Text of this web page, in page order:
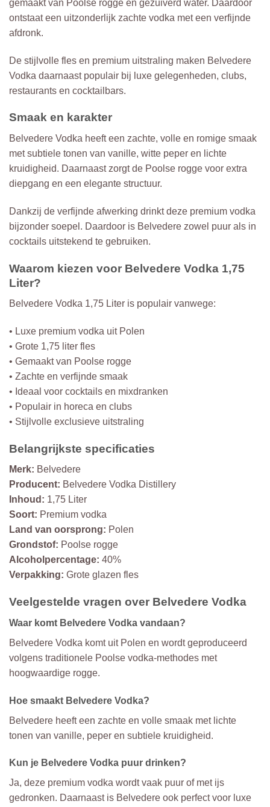
gemaakt van Poolse rogge en gezuiverd water. Daardoor
ontstaat een uitzonderlijk zachte vodka met een verfijnde
afdronk.
De stijlvolle fles en premium uitstraling maken Belvedere
Vodka daarnaast populair bij luxe gelegenheden, clubs,
restaurants en cocktailbars.
Smaak en karakter
Belvedere Vodka heeft een zachte, volle en romige smaak
met subtiele tonen van vanille, witte peper en lichte
kruidigheid. Daarnaast zorgt de Poolse rogge voor extra
diepgang en een elegante structuur.
Dankzij de verfijnde afwerking drinkt deze premium vodka
bijzonder soepel. Daardoor is Belvedere zowel puur als in
cocktails uitstekend te gebruiken.
Waarom kiezen voor Belvedere Vodka 1,75
Liter?
Belvedere Vodka 1,75 Liter is populair vanwege:
• Luxe premium vodka uit Polen
• Grote 1,75 liter fles
• Gemaakt van Poolse rogge
• Zachte en verfijnde smaak
• Ideaal voor cocktails en mixdranken
• Populair in horeca en clubs
• Stijlvolle exclusieve uitstraling
Belangrijkste specificaties
Merk: Belvedere
Producent: Belvedere Vodka Distillery
Inhoud: 1,75 Liter
Soort: Premium vodka
Land van oorsprong: Polen
Grondstof: Poolse rogge
Alcoholpercentage: 40%
Verpakking: Grote glazen fles
Veelgestelde vragen over Belvedere Vodka
Waar komt Belvedere Vodka vandaan?
Belvedere Vodka komt uit Polen en wordt geproduceerd
volgens traditionele Poolse vodka-methodes met
hoogwaardige rogge.
Hoe smaakt Belvedere Vodka?
Belvedere heeft een zachte en volle smaak met lichte
tonen van vanille, peper en subtiele kruidigheid.
Kun je Belvedere Vodka puur drinken?
Ja, deze premium vodka wordt vaak puur of met ijs
gedronken. Daarnaast is Belvedere ook perfect voor luxe